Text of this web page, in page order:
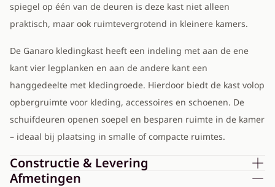
spiegel op één van de deuren is deze kast niet alleen
praktisch, maar ook ruimtevergrotend in kleinere kamers.
De Ganaro kledingkast heeft een indeling met aan de ene
kant vier legplanken en aan de andere kant een
hanggedeelte met kledingroede. Hierdoor biedt de kast volop
opbergruimte voor kleding, accessoires en schoenen. De
schuifdeuren openen soepel en besparen ruimte in de kamer
– ideaal bij plaatsing in smalle of compacte ruimtes.
Constructie & Levering
Afmetingen